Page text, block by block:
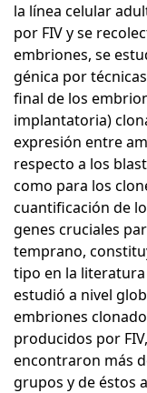
la línea celular
por FIV y se
embriones, se
génica por
final de los
implantatoria)
expresión entre
respecto a los
como para los
cuantificación de
genes cruciales
temprano,
tipo en la
estudió a nivel
embriones
producidos por
encontraron más
grupos y de éstos